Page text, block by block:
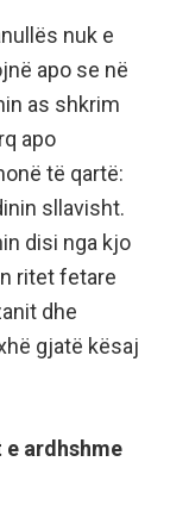
nuk e
apo se në
as shkrim
apo
të qartë:
sllavisht.
disi nga kjo
ritet fetare
dhe
gjatë kësaj
ardhshme